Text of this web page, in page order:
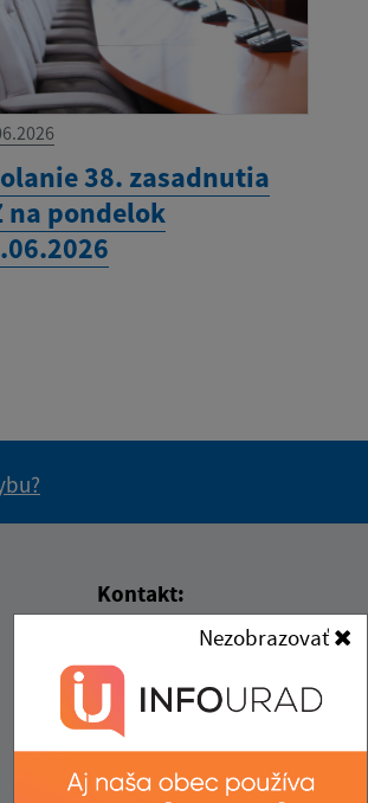
Nezobrazovať
38. zasadnutia
na pondelok
Kontakt:
Obecný úrad Gemerská
Hôrka
Gemerská Hôrka 151
049 12 Gemerská Hôrka
obec@gemerskahorka.eu